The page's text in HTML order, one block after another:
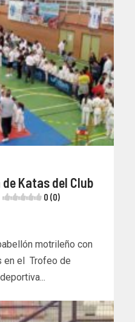
Katas del Club
0 (0)
motrileño con
en el Trofeo de